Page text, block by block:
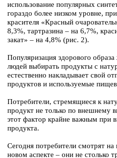
использование популярных
гораздо более низком уровне,
красителя «Красный
8,3%, тартразина – на 6,7%,
закат» – на 4,8% (рис. 2).
Популяризация здорового
людей выбирать продукты с
естественно накладывает свой
продуктов и используемые
Потребители, стремящиеся к
продукт не только по внешнему
этот фактор крайне важным при
продукта.
Сегодня потребители смотрят на
новом аспекте – они не столько